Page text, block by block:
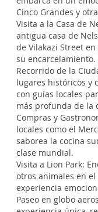
Cinco Grandes y
Visita a la Casa de
antigua casa de
de Vilakazi Street
su encarcelamiento.
Recorrido de la
lugares históricos y
con guías locales
más profunda de la
Compras y
locales como el
saborea la cocina
clase mundial.
Visita a Lion Park:
otros animales en el
experiencia
Paseo en globo